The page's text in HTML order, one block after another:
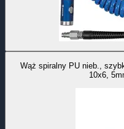
Wąż spiralny PU nieb.,
10x6,